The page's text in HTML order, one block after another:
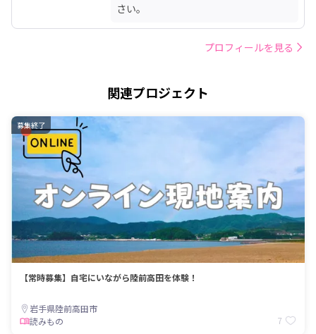
さい。
プロフィールを見る
関連プロジェクト
募集終了
【常時募集】自宅にいながら陸前高田を体験！
岩手県陸前高田市
読みもの
7